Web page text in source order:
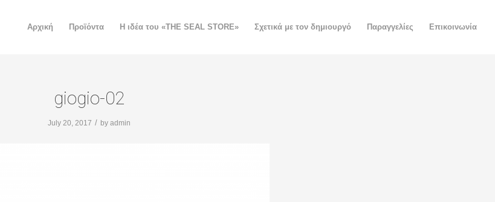
Αρχική Προϊόντα H ιδέα του «THE SEAL STORE» Σχετικά με τον δημιουργό Παραγγελίες Επικοινωνία
giogio-02
July 20, 2017 / by admin